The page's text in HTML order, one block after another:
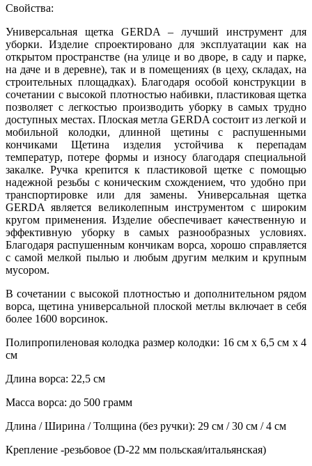
Свойства:
Универсальная щетка GERDA – лучший инструмент для
уборки. Изделие спроектировано для эксплуатации как на
открытом пространстве (на улице и во дворе, в саду и парке,
на даче и в деревне), так и в помещениях (в цеху, складах, на
строительных площадках). Благодаря особой конструкции в
сочетании с высокой плотностью набивки, пластиковая щетка
позволяет с легкостью производить уборку в самых трудно
доступных местах. Плоская метла GERDA состоит из легкой и
мобильной колодки, длинной щетины с распушенными
кончиками Щетина изделия устойчива к перепадам
температур, потере формы и износу благодаря специальной
закалке. Ручка крепится к пластиковой щетке с помощью
надежной резьбы с коническим схождением, что удобно при
транспортировке или для замены. Универсальная щетка
GERDA является великолепным инструментом с широким
кругом применения. Изделие обеспечивает качественную и
эффективную уборку в самых разнообразных условиях.
Благодаря распушенным кончикам ворса, хорошо справляется
с самой мелкой пылью и любым другим мелким и крупным
мусором.
В сочетании с высокой плотностью и дополнительном рядом
ворса, щетина универсальной плоской метлы включает в себя
более 1600 ворсинок.
Полипропиленовая колодка размер колодки: 16 см х 6,5 см х 4
см
Длина ворса: 22,5 см
Масса ворса: до 500 грамм
Длина / Ширина / Толщина (без ручки): 29 см / 30 см / 4 см
Крепление -резьбовое (D-22 мм польская/итальянская)